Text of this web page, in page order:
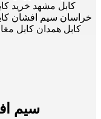
کابل مشهد خرید
خراسان سیم افشان
کابل همدان کابل
سیم افشان 16×1